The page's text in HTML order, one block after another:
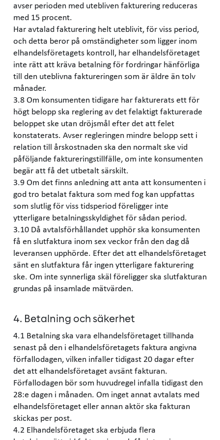
avser perioden med utebliven fakturering reduceras
med 15 procent.
Har avtalad fakturering helt uteblivit, för viss period,
och detta beror på omständigheter som ligger inom
elhandelsföretagets kontroll, har elhandelsföretaget
inte rätt att kräva betalning för fordringar hänförliga
till den uteblivna faktureringen som är äldre än tolv
månader.
3.8 Om konsumenten tidigare har fakturerats ett för
högt belopp ska reglering av det felaktigt fakturerade
beloppet ske utan dröjsmål efter det att felet
konstaterats. Avser regleringen mindre belopp sett i
relation till årskostnaden ska den normalt ske vid
påföljande faktureringstillfälle, om inte konsumenten
begär att få det utbetalt särskilt.
3.9 Om det finns anledning att anta att konsumenten i
god tro betalat faktura som med fog kan uppfattas
som slutlig för viss tidsperiod föreligger inte
ytterligare betalningsskyldighet för sådan period.
3.10 Då avtalsförhållandet upphör ska konsumenten
få en slutfaktura inom sex veckor från den dag då
leveransen upphörde. Efter det att elhandelsföretaget
sänt en slutfaktura får ingen ytterligare fakturering
ske. Om inte synnerliga skäl föreligger ska slutfakturan
grundas på insamlade mätvärden.
4. Betalning och säkerhet
4.1 Betalning ska vara elhandelsföretaget tillhanda
senast på den i elhandelsföretagets faktura angivna
förfallodagen, vilken infaller tidigast 20 dagar efter
det att elhandelsföretaget avsänt fakturan.
Förfallodagen bör som huvudregel infalla tidigast den
28:e dagen i månaden. Om inget annat avtalats med
elhandelsföretaget eller annan aktör ska fakturan
skickas per post.
4.2 Elhandelsföretaget ska erbjuda flera